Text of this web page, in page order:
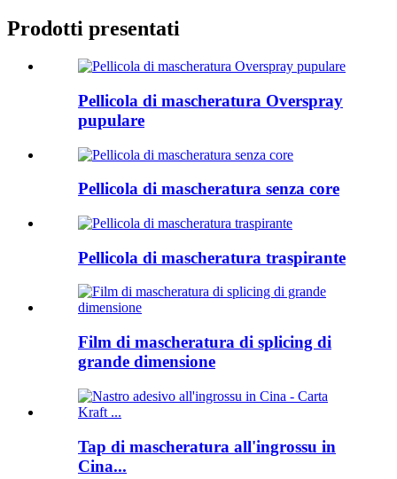
Prodotti presentati
Pellicola di mascheratura Overspray
pupulare
Pellicola di mascheratura senza core
Pellicola di mascheratura traspirante
Film di mascheratura di splicing di
grande dimensione
Tap di mascheratura all'ingrossu in
Cina...